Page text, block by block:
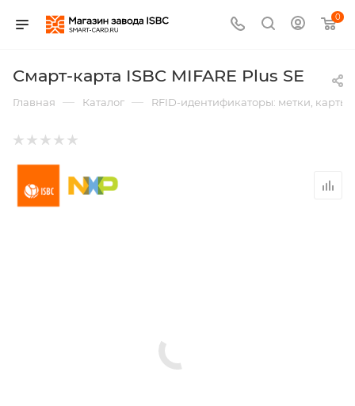
0
Смарт-карта ISBC MIFARE Plus SE
Главная — Каталог — RFID-идентификаторы: метки,